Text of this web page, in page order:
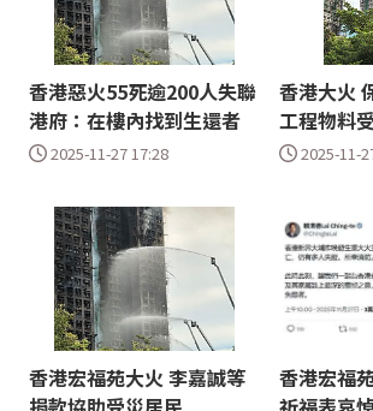
香港惡火55死逾200人失聯
港府：在樓內找到生還者
2025-11-27 17:28
香港大火
工程物料
2025-11-
香港宏福苑大火 李嘉誠等
香港宏福